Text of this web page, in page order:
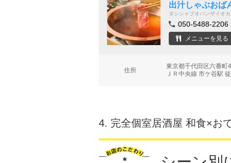
出汁しゃぶおば
ダシシャブオバンザイオ
050-5488-2206
メニューを見る
住所
東京都千代田区六番
ＪＲ中央線 市ケ谷駅
4. 完全個室居酒屋 和食×お